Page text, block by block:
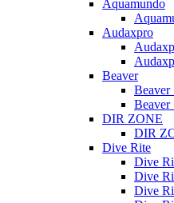
Aquamundo
Audaxpro
Beaver
Beaver
Beaver
DIR ZONE
DIR
Dive Rite
Dive
Dive
Dive